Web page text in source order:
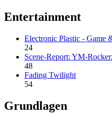
Entertainment
Electronic Plastic - Game
24
Scene-Report: YM-
48
Fading Twilight
54
Grundlagen